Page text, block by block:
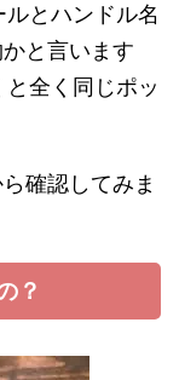
とハンドル名
と言います
全く同じポッ
確認してみま
？